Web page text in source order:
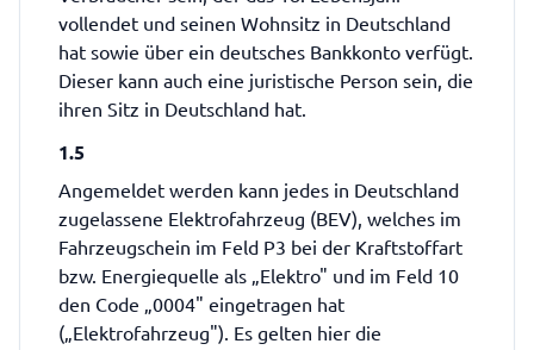
vollendet und seinen Wohnsitz in Deutschland
hat sowie über ein deutsches Bankkonto verfügt.
Dieser kann auch eine juristische Person sein, die
ihren Sitz in Deutschland hat.
1.5
Angemeldet werden kann jedes in Deutschland
zugelassene Elektrofahrzeug (BEV), welches im
Fahrzeugschein im Feld P3 bei der Kraftstoffart
bzw. Energiequelle als „Elektro" und im Feld 10
den Code „0004" eingetragen hat
(„Elektrofahrzeug"). Es gelten hier die